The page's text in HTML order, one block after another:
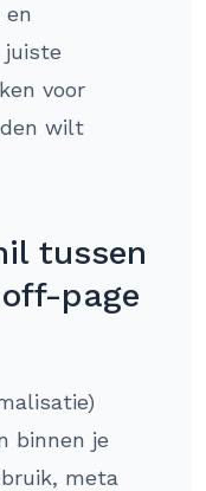
en
juiste
voor
wilt
tussen
page
binnen je
meta